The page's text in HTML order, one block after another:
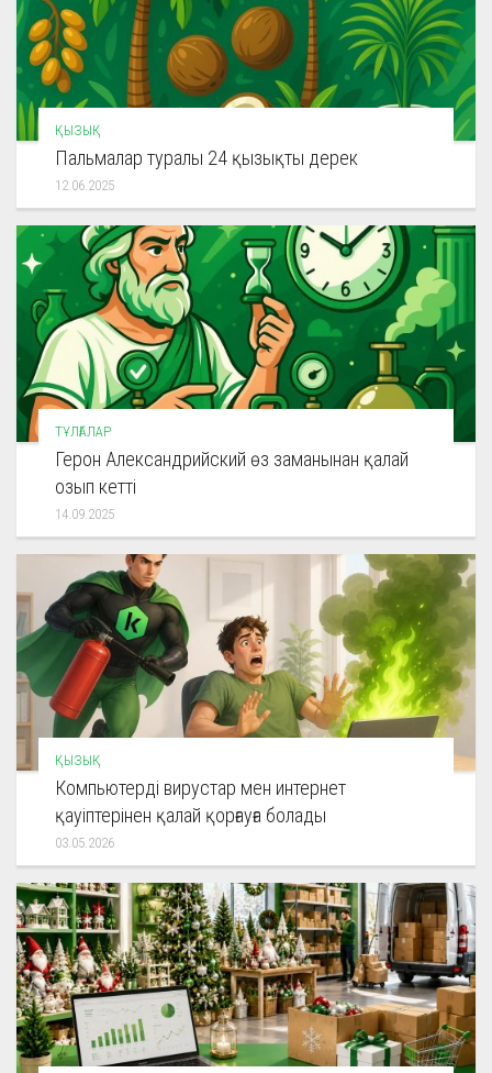
ҚЫЗЫҚ
Пальмалар туралы 24 қызықты дерек
12.06.2025
ТҰЛҒАЛАР
Герон Александрийский өз заманынан қалай
озып кетті
14.09.2025
ҚЫЗЫҚ
Компьютерді вирустар мен интернет
қауіптерінен қалай қорғауға болады
03.05.2026